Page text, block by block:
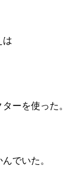
は
ーを使った。
でいた。